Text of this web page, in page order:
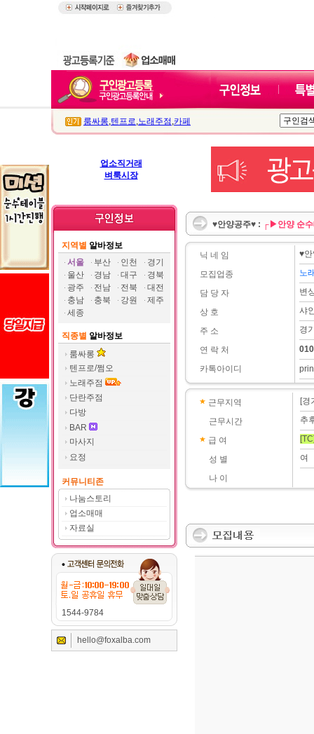
룸싸롱,텐프로,노래주점 ,카페
업소직거래
벼룩시장
지역별 알바정보
서울
부산 인천
경기
울산
경남 대구
경북
광주
전남 전북
대전
충남
충북 강원
제주
세종
직종별 알바정보
룸싸롱
텐프로/쩜오
노래주점
단란주점
다방
BAR
마사지
요정
커뮤니티존
나눔스토리
업소매매
자료실
1544-9784
hello@foxalba.com
♥안양공주♥ : ┌▶안양 순수
닉 네 임
모집업종
담 당 자
상 호
주 소
연 락 처
카톡아이디
♥
노
변
샤
경
근무지역
근무시간
급 여
성 별
나 이
[경
추
여